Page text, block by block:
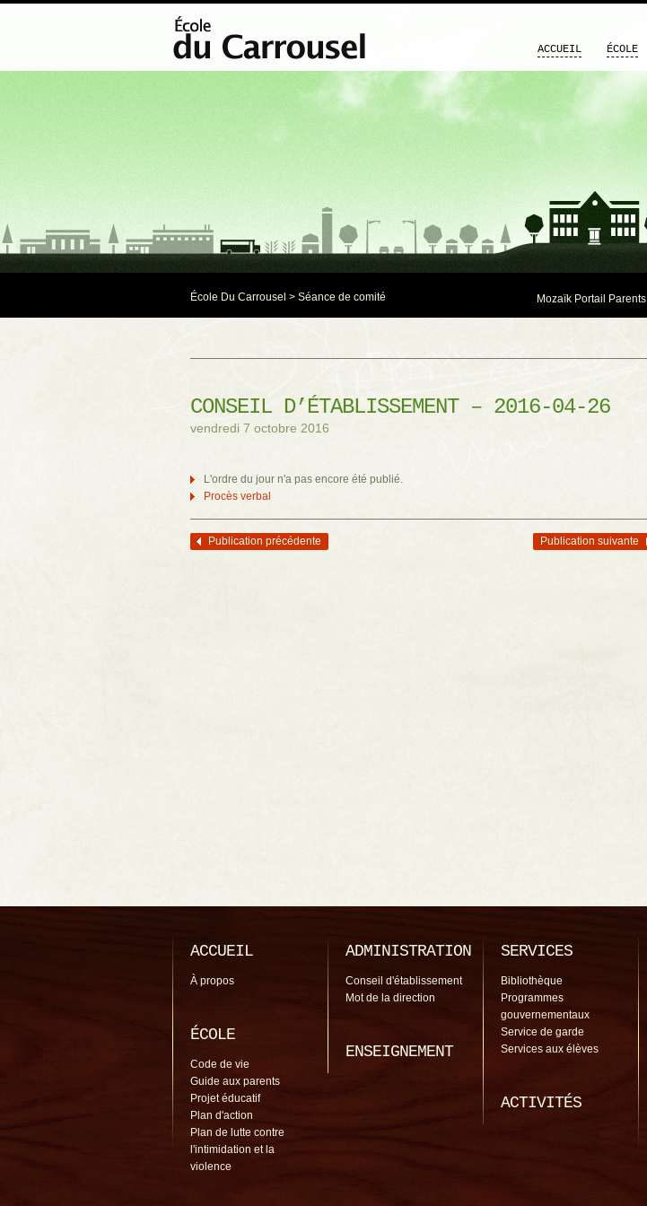
ACCUEIL ÉCOLE
École Du Carrousel > Séance de comité Mozaïk Portail Parents
CONSEIL D’ÉTABLISSEMENT – 2016-04-26
vendredi 7 octobre 2016
L'ordre du jour n'a pas encore été publié.
Procès verbal
Navigation des articles
Publication précédente Publication suivante
ACCUEIL
À propos
ÉCOLE
Code de vie
Guide aux parents
Projet éducatif
Plan d'action
Plan de lutte contre
l'intimidation et la
violence
ADMINISTRATION
Conseil d'établissement
Mot de la direction
ENSEIGNEMENT
SERVICES
Bibliothèque
Programmes
gouvernementaux
Service de garde
Services aux élèves
ACTIVITÉS